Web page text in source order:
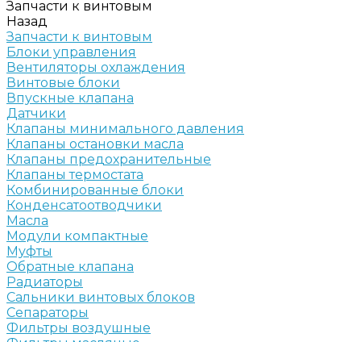
Запчасти к винтовым
Назад
Запчасти к винтовым
Блоки управления
Вентиляторы охлаждения
Винтовые блоки
Впускные клапана
Датчики
Клапаны минимального давления
Клапаны остановки масла
Клапаны предохранительные
Клапаны термостата
Комбинированные блоки
Конденсатоотводчики
Масла
Модули компактные
Муфты
Обратные клапана
Радиаторы
Сальники винтовых блоков
Сепараторы
Фильтры воздушные